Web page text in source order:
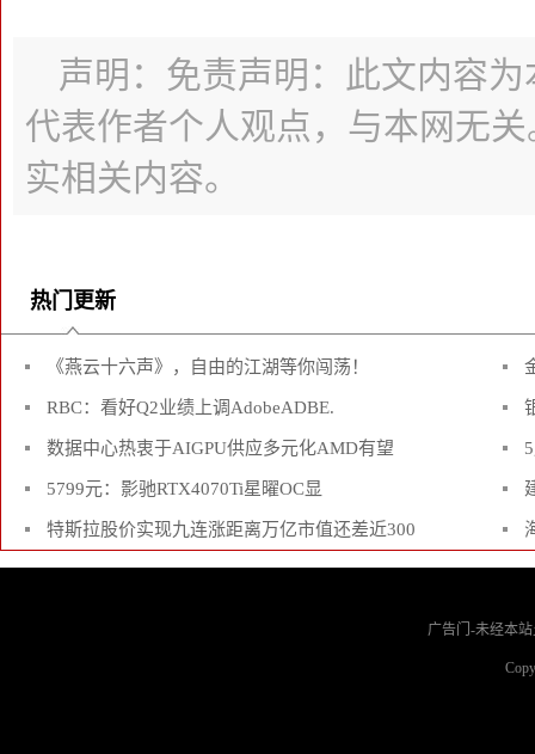
声明：免责声明：此文内容
代表作者个人观点，与本网无
实相关内容。
热门更新
《燕云十六声》，自由的江湖等你闯荡！
RBC：看好Q2业绩上调AdobeADBE.
数据中心热衷于AIGPU供应多元化AMD有望
5799元：影驰RTX4070Ti星曜OC显
特斯拉股价实现九连涨距离万亿市值还差近300
广告门-未经本